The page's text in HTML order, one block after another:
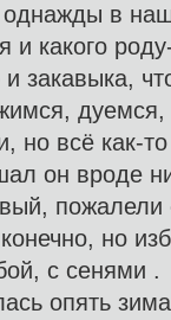
в
и какого
и закавыка,
но всё как-
он вроде
пожалели
но
с сенями .
опять